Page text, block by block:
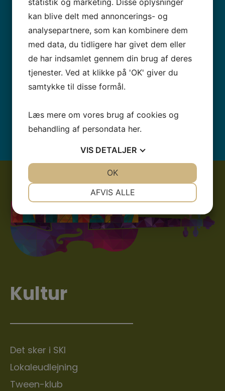
Fodbold
Gymnastik
Håndbold
Løbeklub
Svømning
Tennis
Volleyball
Kultur
Det sker i SKI
Lokaleudlejning
Tween-klub
statistik og marketing. Disse oplysninger
kan blive delt med annoncerings- og
analysepartnere, som kan kombinere dem
med data, du tidligere har givet dem eller
de har indsamlet gennem din brug af deres
tjenester. Ved at klikke på 'OK' giver du
samtykke til disse formål.
Læs mere om vores brug af cookies og
behandling af persondata her.
VIS DETALJER
MARKETING STATISTIK
AFVIS ALLE
OK